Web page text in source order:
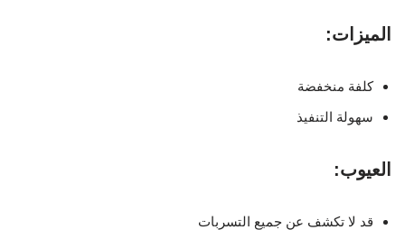
الميزات:
كلفة منخفضة
سهولة التنفيذ
العيوب:
قد لا تكشف عن جميع التسربات